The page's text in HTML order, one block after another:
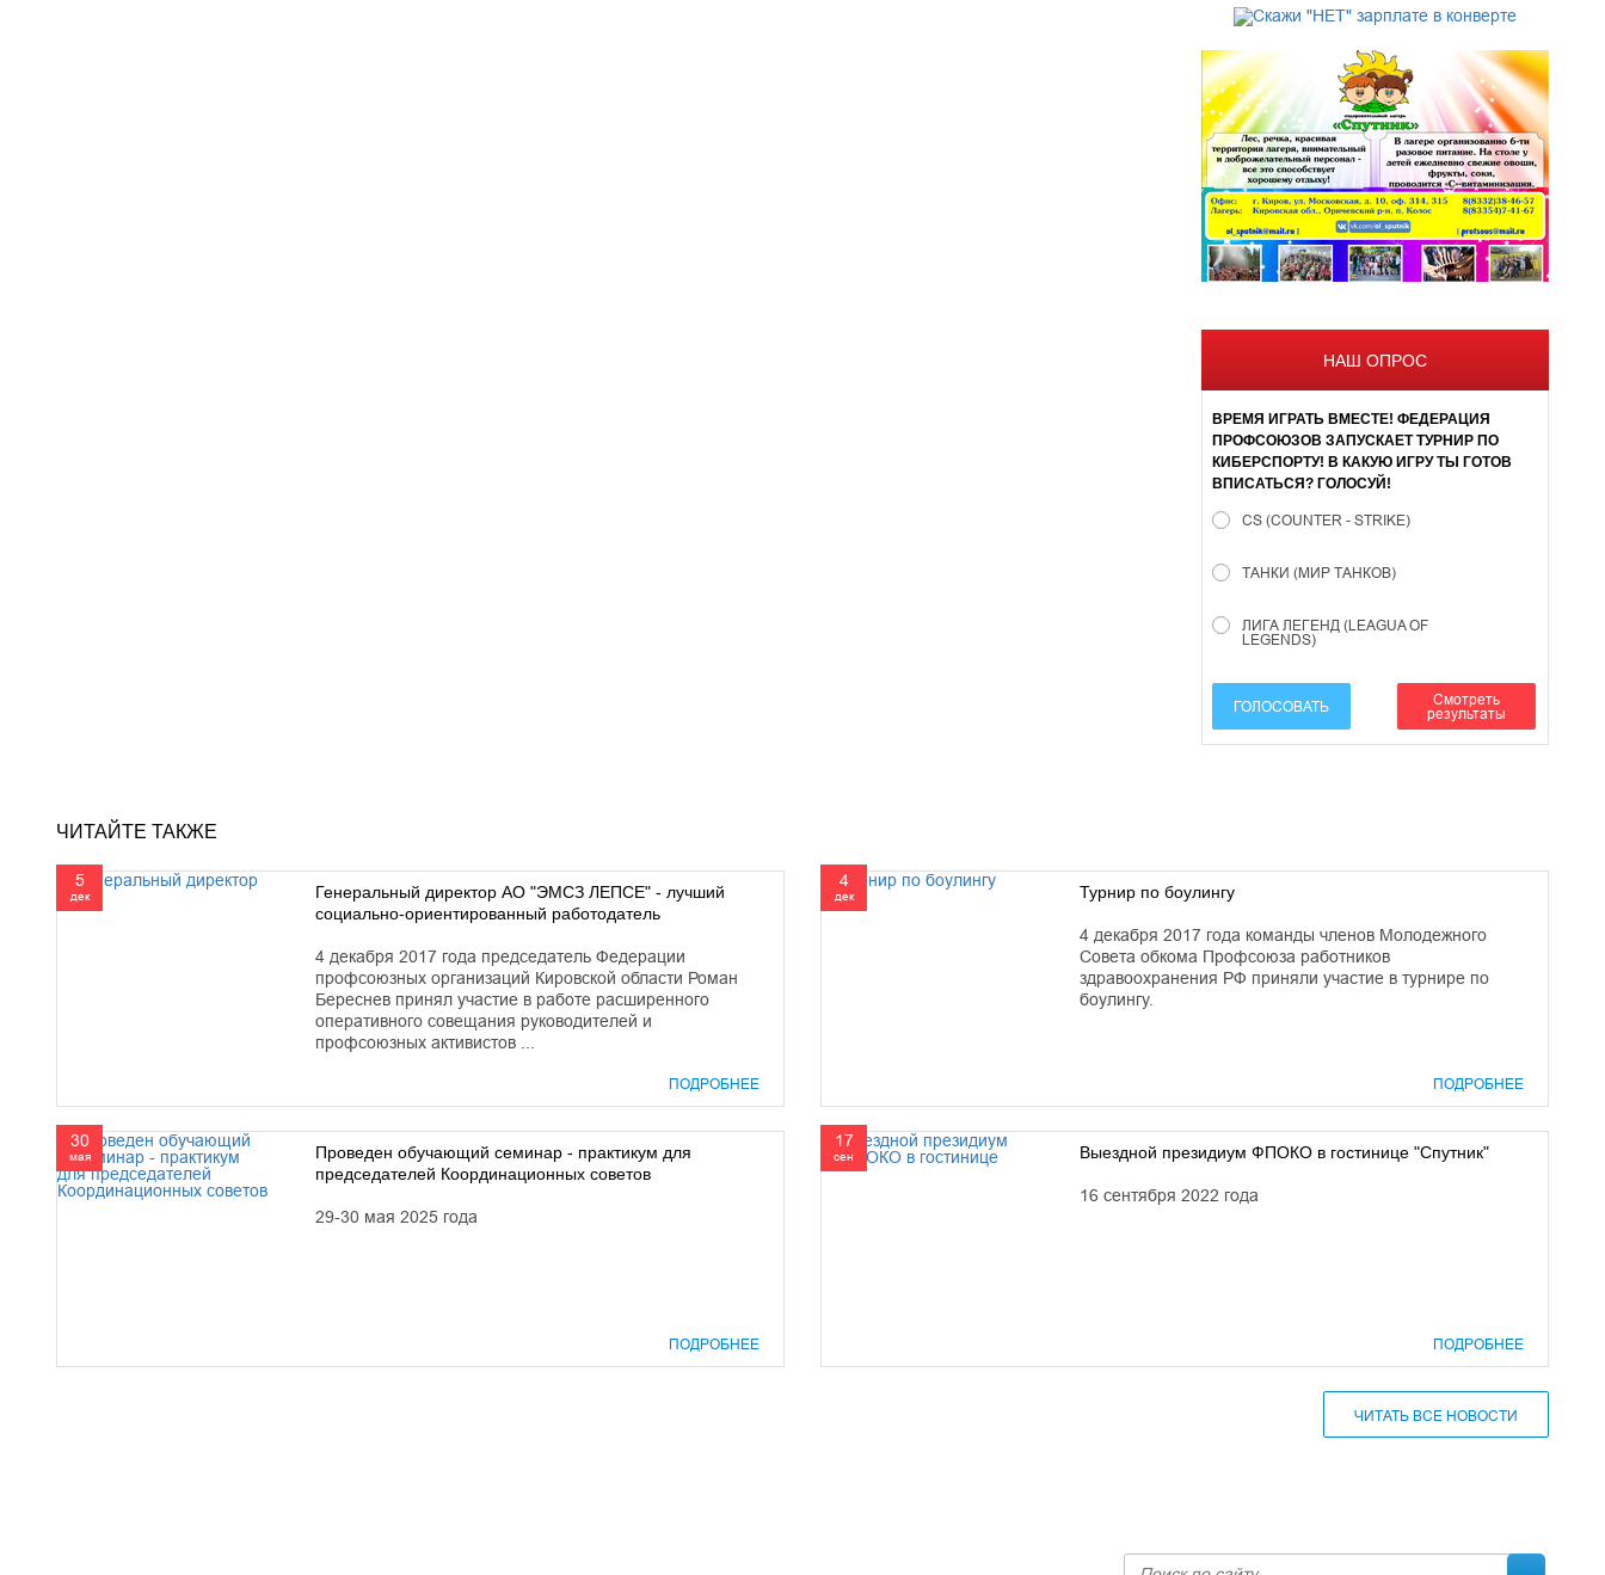
НАШ ОПРОС
ВРЕМЯ ИГРАТЬ ВМЕСТЕ! ФЕДЕРАЦИЯ
ПРОФСОЮЗОВ ЗАПУСКАЕТ ТУРНИР ПО
КИБЕРСПОРТУ! В КАКУЮ ИГРУ ТЫ ГОТОВ
ВПИСАТЬСЯ? ГОЛОСУЙ!
CS (COUNTER - STRIKE)
ТАНКИ (МИР ТАНКОВ)
ЛИГА ЛЕГЕНД (LEAGUA OF
LEGENDS)
ГОЛОСОВАТЬ
Смотреть
результаты
ЧИТАЙТЕ ТАКЖЕ
5
дек
Генеральный директор АО "ЭМСЗ ЛЕПСЕ" - лучший
социально-ориентированный работодатель
4 декабря 2017 года председатель Федерации
профсоюзных организаций Кировской области Роман
Береснев принял участие в работе расширенного
оперативного совещания руководителей и
профсоюзных активистов ...
ПОДРОБНЕЕ
4
дек Турнир по боулингу
4 декабря 2017 года команды членов Молодежного
Совета обкома Профсоюза работников
здравоохранения РФ приняли участие в турнире по
боулингу.
ПОДРОБНЕЕ
30
мая
Проведен обучающий семинар - практикум для
председателей Координационных советов
29-30 мая 2025 года
ПОДРОБНЕЕ
17
сен Выездной президиум ФПОКО в гостинице "Спутник"
16 сентября 2022 года
ПОДРОБНЕЕ
ЧИТАТЬ ВСЕ НОВОСТИ